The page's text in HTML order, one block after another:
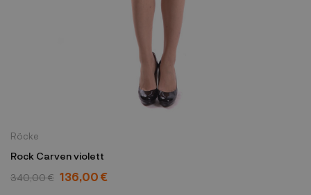
Röcke
Rock Carven violett
340,00 € 136,00 €